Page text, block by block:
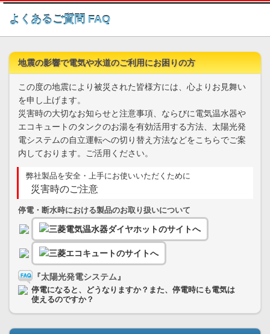
このページの本文へ
よくあるご質問 FAQ
地震の影響で電気や水道のご利用にお困りの方
この度の地震により被災された皆様方には、心よりお見舞い
を申し上げます。
災害時の大切なお知らせと注意事項、ならびに電気温水器や
エコキュートのタンクのお湯を有効活用する方法、太陽光発
電システムの自立運転への切り替え方法などをこちらでご案
内しております。ご活用ください。
弊社製品を安全・上手にお使いいただくために
災害時のご注意
停電・断水時における製品のお取り扱いについて
『太陽光発電システム』
停電になると、どうなりますか？また、停電時にも電気は
使えるのですか？